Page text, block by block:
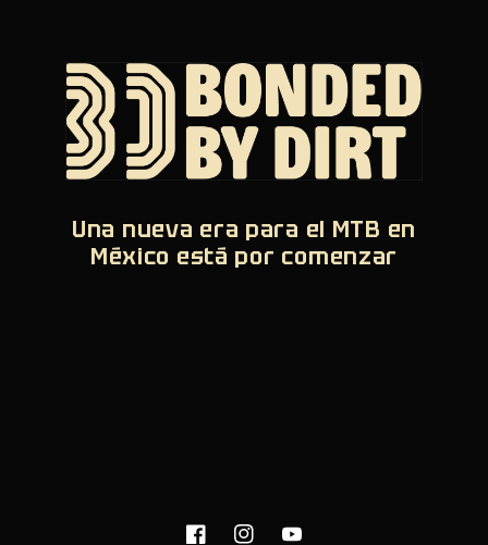
Una nueva era para el MTB en
México está por comenzar